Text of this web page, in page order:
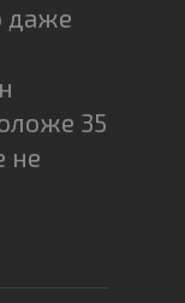
даже
35
не